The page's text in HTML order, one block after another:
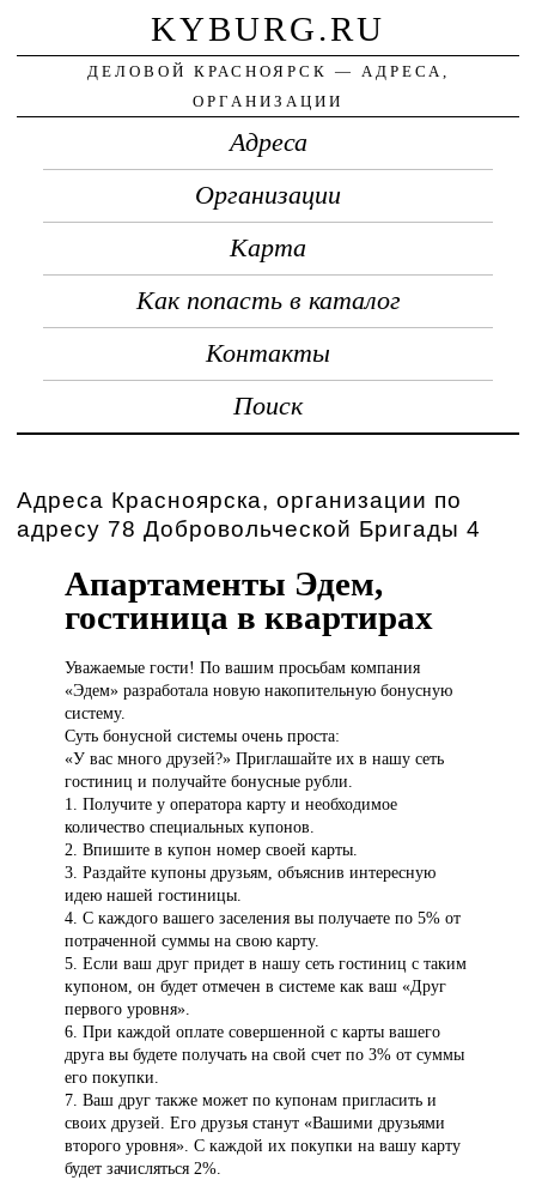
KYBURG.RU
ДЕЛОВОЙ КРАСНОЯРСК — АДРЕСА,
ОРГАНИЗАЦИИ
Адреса
Организации
Карта
Как попасть в каталог
Контакты
Поиск
Адреса Красноярска, организации по
адресу 78 Добровольческой Бригады 4
Апартаменты Эдем,
гостиница в квартирах
Уважаемые гости!По вашим просьбам компания
«Эдем» разработала новую накопительную бонусную
систему.
Суть бонусной системы очень проста:
«У вас много друзей?» Приглашайте их в нашу сеть
гостиниц и получайте бонусные рубли.
1. Получите у оператора карту и необходимое
количество специальных купонов.
2. Впишите в купон номер своей карты.
3. Раздайте купоны друзьям, объяснив интересную
идею нашей гостиницы.
4. С каждого вашего заселения вы получаете по 5% от
потраченной суммы на свою карту.
5. Если ваш друг придет в нашу сеть гостиниц с таким
купоном, он будет отмечен в системе как ваш «Друг
первого уровня».
6. При каждой оплате совершенной с карты вашего
друга вы будете получать на свой счет по 3% от суммы
его покупки.
7. Ваш друг также может по купонам пригласить и
своих друзей. Его друзья станут «Вашими друзьями
второго уровня». С каждой их покупки на вашу карту
будет зачисляться 2%.